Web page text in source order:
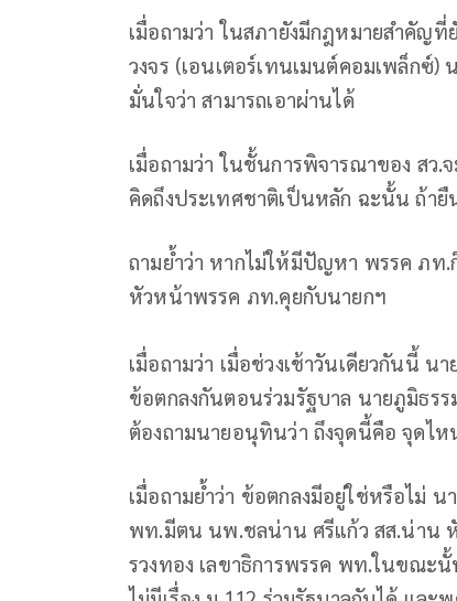
เมื่อถามว่า ในสภายังมีกฎหมายสำคัญ
วงจร (เอนเตอร์เทนเมนต์คอมเพล็กซ์)
มั่นใจว่า สามารถเอาผ่านได้
เมื่อถามว่า ในชั้นการพิจารณาของ สว.
คิดถึงประเทศชาติเป็นหลัก ฉะนั้น ถ้า
ถามย้ำว่า หากไม่ให้มีปัญหา พรรค ภท.
หัวหน้าพรรค ภท.คุยกับนายกฯ
เมื่อถามว่า เมื่อช่วงเช้าวันเดียวกันนี้
ข้อตกลงกันตอนร่วมรัฐบาล นายภูมิธร
ต้องถามนายอนุทินว่า ถึงจุดนี้คือ จุดไห
เมื่อถามย้ำว่า ข้อตกลงมีอยู่ใช่หรือไม่
พท.มีตน นพ.ชลน่าน ศรีแก้ว สส.น่าน
รวงทอง เลขาธิการพรรค พท.ในขณ